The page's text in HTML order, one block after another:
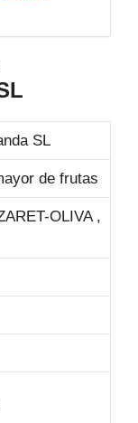
SL
de frutas
OLIVA ,